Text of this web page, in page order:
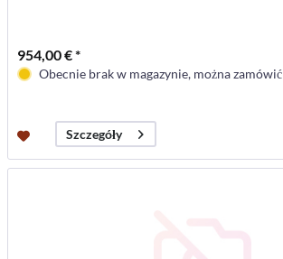
954,00 € *
Obecnie brak w magazynie, można zamówić
Szczegóły